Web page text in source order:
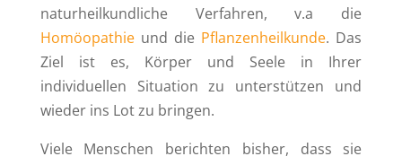
naturheilkundliche Verfahren, v.a die
Homöopathieund die Pflanzenheilkunde. Das
Ziel ist es, Körper und Seele in Ihrer
individuellen Situation zu unterstützen und
wieder ins Lot zu bringen.
Viele Menschen berichten bisher, dass sie